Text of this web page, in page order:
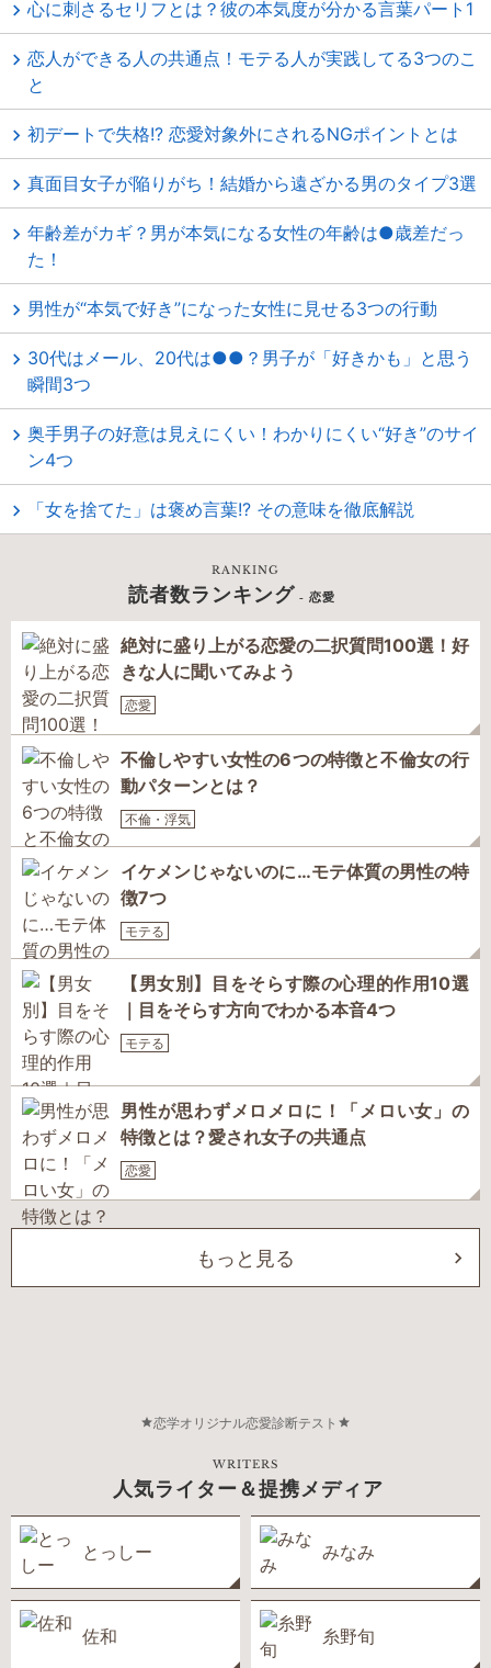
心に刺さるセリフとは？彼の本気度が分かる言葉パート1
恋人ができる人の共通点！モテる人が実践してる3つのこ
と
初デートで失格!? 恋愛対象外にされるNGポイントとは
真面目女子が陥りがち！結婚から遠ざかる男のタイプ3選
年齢差がカギ？男が本気になる女性の年齢は●歳差だっ
た！
男性が“本気で好き”になった女性に見せる3つの行動
30代はメール、20代は●●？男子が「好きかも」と思う
瞬間3つ
奥手男子の好意は見えにくい！わかりにくい“好き”のサイ
ン4つ
「女を捨てた」は褒め言葉!? その意味を徹底解説
RANKING
読者数ランキング - 恋愛
絶対に盛り上がる恋愛の二択質問100選！好
きな人に聞いてみよう
恋愛
不倫しやすい女性の6つの特徴と不倫女の行
動パターンとは？
不倫・浮気
イケメンじゃないのに…モテ体質の男性の特
徴7つ
モテる
【男女別】目をそらす際の心理的作用10選
｜目をそらす方向でわかる本音4つ
モテる
男性が思わずメロメロに！「メロい女」の
特徴とは？愛され女子の共通点
恋愛
もっと見る
恋学オリジナル恋愛診断テスト
WRITERS
人気ライター＆提携メディア
とっしー みなみ
佐和 糸野旬